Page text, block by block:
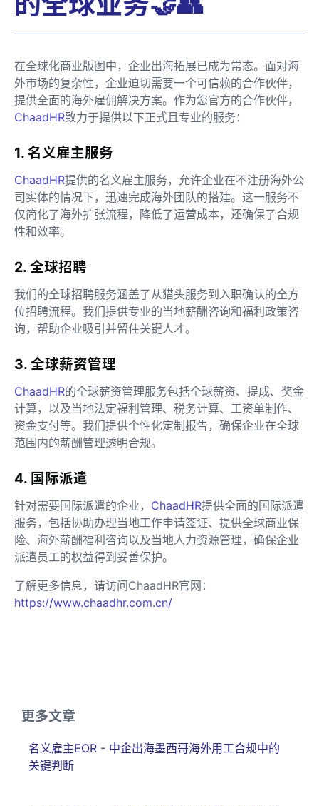
在全球化商业版图中，企业出海拓展已成为常态。面对海
外市场的复杂性，企业迫切需要一个可信赖的合作伙伴，
提供全面的海外雇佣解决方案。作为您官方的合作伙伴，
ChaadHR致力于提供以下正式且专业的服务：
1. 名义雇主服务
ChaadHR提供的名义雇主服务，允许企业在不注册海外公
司实体的情况下，迅速完成海外团队的搭建。这一服务不
仅简化了海外扩张流程，降低了运营成本，还确保了合规
性和效率。
2. 全球招聘
我们的全球招聘服务涵盖了从猎头服务到入职确认的全方
位招聘流程。我们提供专业的当地薪酬咨询和福利政策咨
询，帮助企业吸引并留住关键人才。
3. 全球薪资管理
ChaadHR的全球薪资管理服务包括全球薪资、提成、奖金
计算，以及当地法定福利管理、税务计算、工资单制作、
资金支付等。我们提供个性化定制报告，确保企业在全球
范围内的薪酬管理透明合规。
4. 国际派遣
针对需要国际派遣的企业， ChaadHR提供全面的国际派遣
服务，包括协助办理当地工作申请签证、提供全球商业保
险、海外薪酬福利咨询以及当地人力资源管理，确保企业
派遣员工的权益得到妥善保护。
了解更多信息，请访问ChaadHR官网：
https://www.chaadhr.com.cn/
更多文章
名义雇主EOR - 中企出海墨西哥海外用工合规中的
关键判断